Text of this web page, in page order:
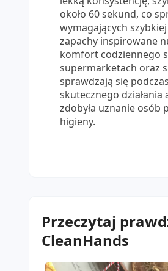
około 60 sekund, co
wymagających
zapachy inspirowane
komfort codziennego
supermarketach oraz
sprawdzają się
skutecznego
zdobyła uznanie
higieny.
Przeczytaj
CleanHands